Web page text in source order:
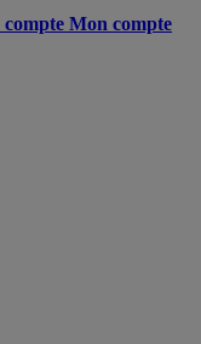
Mon compte